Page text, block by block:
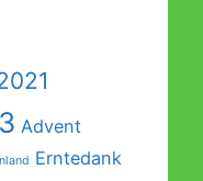
Advent
Erntedank